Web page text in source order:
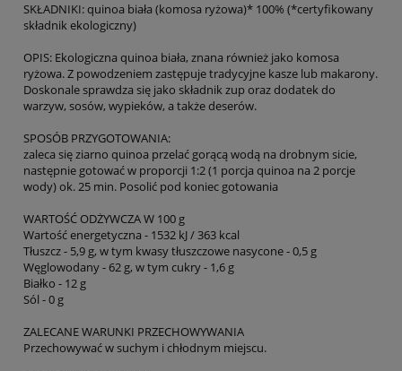
SKŁADNIKI: quinoa biała (komosa ryżowa)* 100% (*certyfikowany
składnik ekologiczny)
OPIS: Ekologiczna quinoa biała, znana również jako komosa
ryżowa. Z powodzeniem zastępuje tradycyjne kasze lub makarony.
Doskonale sprawdza się jako składnik zup oraz dodatek do
warzyw, sosów, wypieków, a także deserów.
SPOSÓB PRZYGOTOWANIA:
zaleca się ziarno quinoa przelać gorącą wodą na drobnym sicie,
następnie gotować w proporcji 1:2 (1 porcja quinoa na 2 porcje
wody) ok. 25 min. Posolić pod koniec gotowania
WARTOŚĆ ODŻYWCZA W 100 g
Wartość energetyczna - 1532 kJ / 363 kcal
Tłuszcz - 5,9 g, w tym kwasy tłuszczowe nasycone - 0,5 g
Węglowodany - 62 g, w tym cukry - 1,6 g
Białko - 12 g
Sól - 0 g
ZALECANE WARUNKI PRZECHOWYWANIA
Przechowywać w suchym i chłodnym miejscu.